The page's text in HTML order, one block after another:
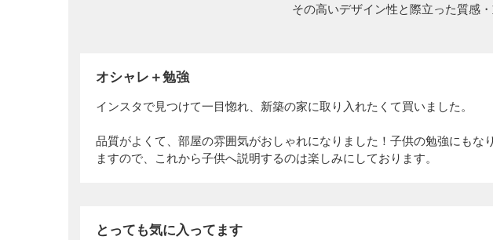
その高いデザイン性と際立った質感
オシャレ＋勉強
インスタで見つけて一目惚れ、新築の家に取り入れたくて買いました。
品質がよくて、部屋の雰囲気がおしゃれになりました！子供の勉強にもなり
ますので、これから子供へ説明するのは楽しみにしております。
とっても気に入ってます